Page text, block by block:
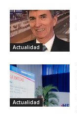
Actualidad
Actualidad